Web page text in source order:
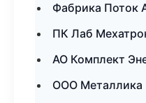
Фабрика Поток
ПК Лаб
АО Комплект
ООО